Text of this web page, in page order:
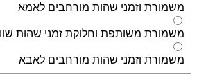
משמורת וזמני שהות מורחבים לאמא
משמורת משותפת וחלוקת זמני שהות
משמורת וזמני שהות מורחבים לאבא